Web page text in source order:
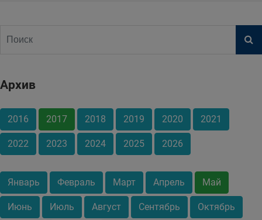
Архив
2016 2017 2018 2019 2020 2021
2022 2023 2024 2025 2026
Январь Февраль Март Апрель Май
Июнь Июль Август Сентябрь Октябрь